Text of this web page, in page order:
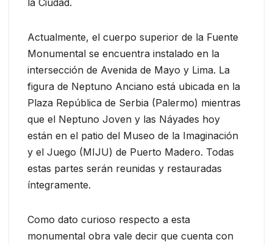
Actualmente, el cuerpo superior de la Fuente
Monumental se encuentra instalado en la
intersección de Avenida de Mayo y Lima. La
figura de Neptuno Anciano está ubicada en la
Plaza República de Serbia (Palermo) mientras
que el Neptuno Joven y las Náyades hoy
están en el patio del Museo de la Imaginación
y el Juego (MIJU) de Puerto Madero. Todas
estas partes serán reunidas y restauradas
íntegramente.
Como dato curioso respecto a esta
monumental obra vale decir que cuenta con